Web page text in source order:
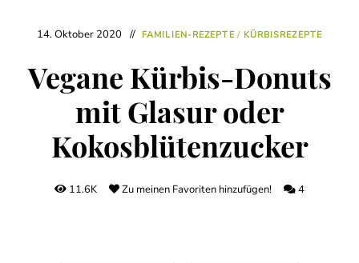
14. Oktober 2020 FAMILIEN-REZEPTE/ KÜRBISREZEPTE
Vegane Kürbis-Donuts
mit Glasur oder
Kokosblütenzucker
11.6K Zu meinen Favoriten hinzufügen! 4